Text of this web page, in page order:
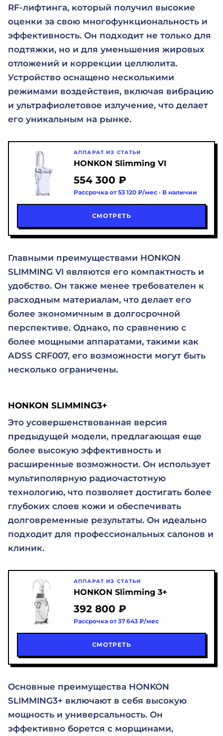
RF-лифтинга, который получил высокие
оценки за свою многофункциональность и
эффективность. Он подходит не только для
подтяжки, но и для уменьшения жировых
отложений и коррекции целлюлита.
Устройство оснащено несколькими
режимами воздействия, включая вибрацию
и ультрафиолетовое излучение, что делает
его уникальным на рынке.
АППАРАТ ИЗ СТАТЬИ
HONKON Slimming VI
554 300 ₽
Рассрочка от 53 120 ₽/мес · В наличии
СМОТРЕТЬ
Главными преимуществами HONKON
SLIMMING VI являются его компактность и
удобство. Он также менее требователен к
расходным материалам, что делает его
более экономичным в долгосрочной
перспективе. Однако, по сравнению с
более мощными аппаратами, такими как
ADSS CRF007, его возможности могут быть
несколько ограничены.
HONKON SLIMMING3+
Это усовершенствованная версия
предыдущей модели, предлагающая еще
более высокую эффективность и
расширенные возможности. Он использует
мультиполярную радиочастотную
технологию, что позволяет достигать более
глубоких слоев кожи и обеспечивать
долговременные результаты. Он идеально
подходит для профессиональных салонов и
клиник.
АППАРАТ ИЗ СТАТЬИ
HONKON Slimming 3+
392 800 ₽
Рассрочка от 37 643 ₽/мес
СМОТРЕТЬ
Основные преимущества HONKON
SLIMMING3+ включают в себя высокую
мощность и универсальность. Он
эффективно борется с морщинами,